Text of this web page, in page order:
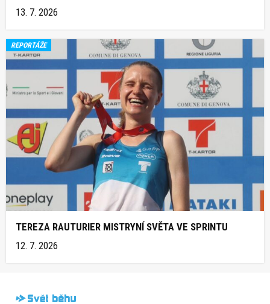
13. 7. 2026
REPORTÁŽE
TEREZA RAUTURIER MISTRYNÍ SVĚTA VE SPRINTU
12. 7. 2026